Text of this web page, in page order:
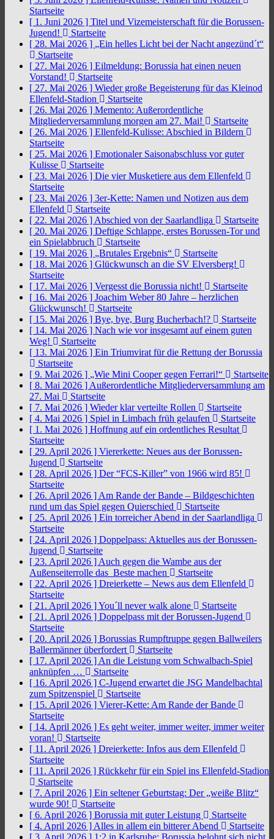
Startseite
[ 1. Juni 2026 ] Titel und Vizemeisterschaft für die Borussen-
Jugend!
Startseite
[ 28. Mai 2026 ] „Ein helles Licht bei der Nacht angezünd´t“
Startseite
[ 27. Mai 2026 ] Eilmeldung: Borussia hat einen neuen
Vorstand!
Startseite
[ 27. Mai 2026 ] Wieder große Begeisterung für das Kleinod
Ellenfeld-Stadion
Startseite
[ 26. Mai 2026 ] Memento: Außerordentliche
Mitgliederversammlung morgen am 27. Mai!
Startseite
[ 26. Mai 2026 ] Ellenfeld-Kulisse: Abschied in Bildern
Startseite
[ 25. Mai 2026 ] Emotionaler Saisonabschluss vor guter
Kulisse
Startseite
[ 23. Mai 2026 ] Die vier Musketiere aus dem Ellenfeld
Startseite
[ 23. Mai 2026 ] 3er-Kette: Namen und Notizen aus dem
Ellenfeld
Startseite
[ 22. Mai 2026 ] Abschied von der Saarlandliga
Startseite
[ 20. Mai 2026 ] Deftige Schlappe, erstes Borussen-Tor und
ein Spielabbruch
Startseite
[ 19. Mai 2026 ] „Brutales Ergebnis“
Startseite
[ 18. Mai 2026 ] Glückwunsch an die SV Elversberg!
Startseite
[ 17. Mai 2026 ] Vergesst die Borussia nicht!
Startseite
[ 16. Mai 2026 ] Joachim Weber 80 Jahre – herzlichen
Glückwunsch!
Startseite
[ 15. Mai 2026 ] Bye, bye, Burg Bucherbach!?
Startseite
[ 14. Mai 2026 ] Nach wie vor insgesamt auf einem guten
Weg!
Startseite
[ 13. Mai 2026 ] Ein Triumvirat für die Rettung der Borussia
Startseite
[ 9. Mai 2026 ] „Wie Mini Cooper gegen Ferrari!“
Startseite
[ 8. Mai 2026 ] Außerordentliche Mitgliederversammlung am
27. Mai
Startseite
[ 7. Mai 2026 ] Wieder klar verteilte Rollen
Startseite
[ 4. Mai 2026 ] Spiel in Limbach früh gelaufen
Startseite
[ 1. Mai 2026 ] Hoffnung auf ein ordentliches Resultat
Startseite
[ 29. April 2026 ] Viererkette: Neues aus der Borussen-
Jugend
Startseite
[ 28. April 2026 ] Der “FCS-Killer” von 1966 wird 85!
Startseite
[ 26. April 2026 ] Am Rande der Bande – Bildgeschichten
rund um das Spiel gegen Quierschied
Startseite
[ 25. April 2026 ] Ein torreicher Abend in der Saarlandliga
Startseite
[ 24. April 2026 ] Doppelpass: Aktuelles aus der Borussen-
Jugend
Startseite
[ 23. April 2026 ] Auch gegen die Wambe aus der
Außenseiterrolle das Beste machen
Startseite
[ 22. April 2026 ] Dreierkette – News aus dem Ellenfeld
Startseite
[ 21. April 2026 ]You´ll never walk alone
Startseite
[ 21. April 2026 ] Doppelpass mit der Borussen-Jugend
Startseite
[ 20. April 2026 ] Borussias Rumpftruppe gegen Ballweilers
Ballermänner überfordert
Startseite
[ 17. April 2026 ] An die Leistung vom Schwalbach-Spiel
anknüpfen …
Startseite
[ 16. April 2026 ] C-Jugend erwartet die JSG Mandelbachtal
zum Spitzenspiel
Startseite
[ 15. April 2026 ] Vierer-Kette: Am Rande der Bande
Startseite
[ 14. April 2026 ] Es geht weiter, immer weiter, immer weiter
voran!
Startseite
[ 11. April 2026 ] Dreierkette: Infos aus dem Ellenfeld
Startseite
[ 11. April 2026 ] Rückkehr für ein Spiel ins Ellenfeld-Stadion
Startseite
[ 7. April 2026 ] Ein seltener Geburtstag: Der „weiße Blitz“
wurde 90!
Startseite
[ 6. April 2026 ] Borussia mit guter Leistung
Startseite
[ 4. April 2026 ] Alles in allem ein bitterer Abend
Startseite
[ 3. April 2026 ] 1:2 in Karlsruhe: Borussia belohnt sich nicht